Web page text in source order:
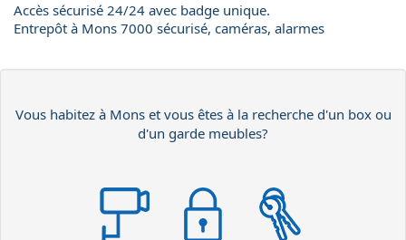
Accès sécurisé 24/24 avec badge unique.
Entrepôt à Mons 7000 sécurisé, caméras, alarmes
Vous habitez à Mons et vous êtes à la recherche d'un box ou
d'un garde meubles?